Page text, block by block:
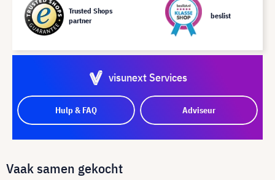
Trusted Shops
partner
beslist
visunext Services
Hulp & FAQ Adviseur
Vaak samen gekocht